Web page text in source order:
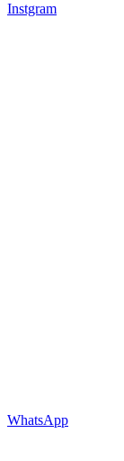
Instgram
WhatsApp